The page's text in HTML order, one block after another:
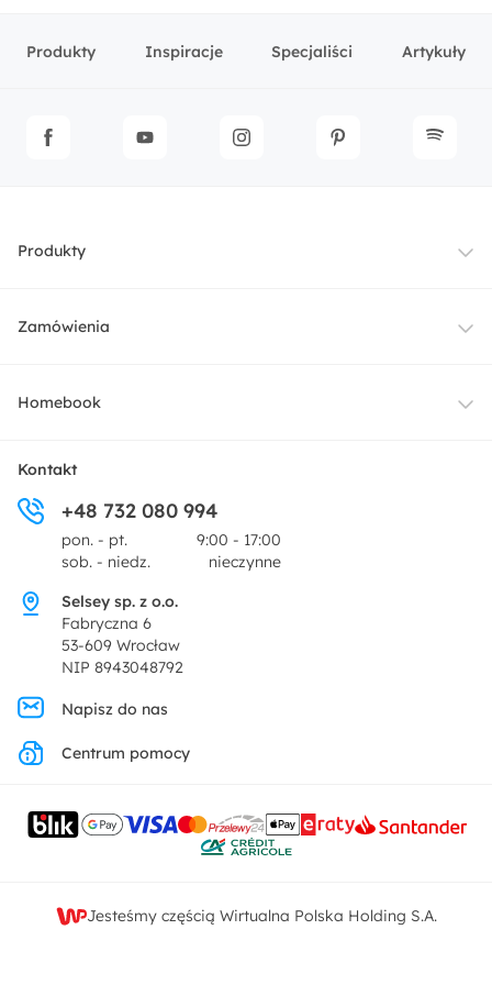
Produkty Inspiracje Specjaliści Artykuły
Produkty
Meble
Dekoracje i akcesoria
Promocje
Zamówienia
Dostawa
Zwroty
Pytania i odpowiedzi
Homebook
O nas
Centrum prasowe
Regulamin
Polityka prywatności
Ustawienia prywatności
Kontakt
Kontakt
+48 732 080 994
pon. - pt.
9:00 - 17:00
sob. - niedz.
nieczynne
Selsey sp. z o.o.
Fabryczna 6
53-609 Wrocław
NIP 8943048792
Napisz do nas
Centrum pomocy
Jesteśmy częścią Wirtualna Polska Holding S.A.